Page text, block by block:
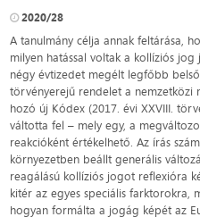
2020/28
A tanulmány célja annak feltárása,
milyen hatással voltak a kollíziós
négy évtizedet megélt legfőbb
törvényerejű rendelet a
hozó új Kódex (2017. évi XXVIII.
váltotta fel – mely egy, a
reakcióként értékelhető. Az írás
környezetben beállt generális
reagálású kollíziós jogot reflexióra
kitér az egyes speciális farktorokra,
hogyan formálta a jogág képét az